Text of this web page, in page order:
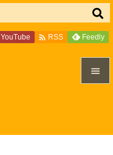

YouTube  RSS Feedly